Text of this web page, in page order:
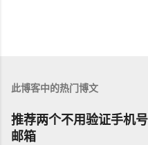
此博客中的热门博文
推荐两个不用验证手机
邮箱